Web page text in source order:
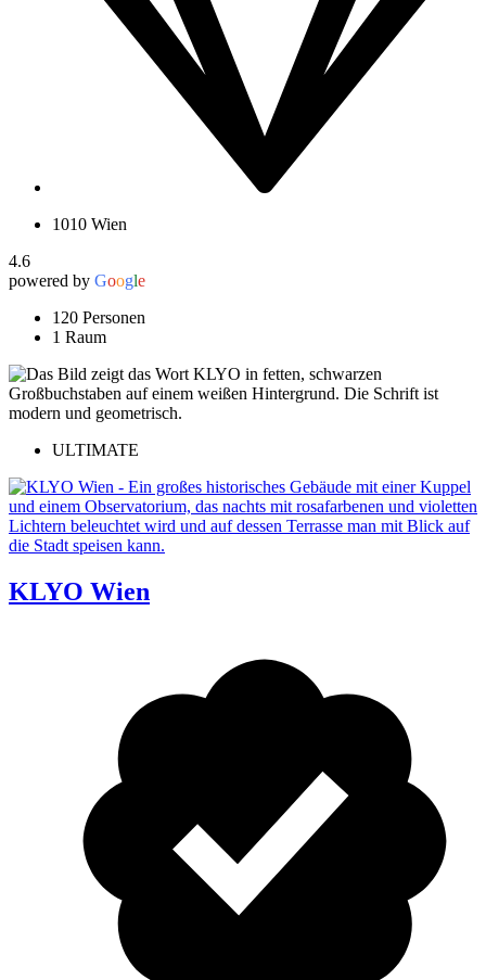
1010 Wien
4.6
powered by Google
120 Personen
1 Raum
ULTIMATE
KLYO Wien